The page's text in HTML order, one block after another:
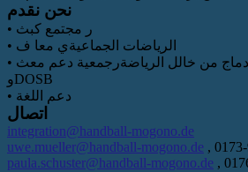
نحن نقدم
• ر مجتمع كبث
• الرياضات الجماعيةي معا ف
• ف بها „االندماج من خالل الرياضةرجمعية دعم معث“ LSB
وDOSB
• دعم اللغة
اتصال
integration@handball-mogono.de
uwe.mueller@handball-mogono.de ,
paula.schuster@handball-mogono.de ,